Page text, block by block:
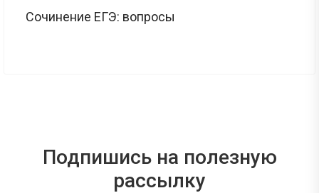
Сочинение ЕГЭ: вопросы
Подпишись на полезную
рассылку